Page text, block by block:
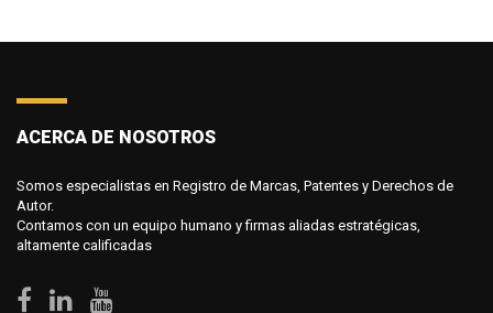
ACERCA DE NOSOTROS
Somos especialistas en Registro de Marcas, Patentes y Derechos de
Autor.
Contamos con un equipo humano y firmas aliadas estratégicas,
altamente calificadas